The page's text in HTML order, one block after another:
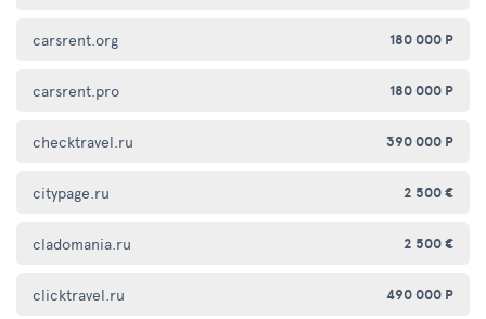
carsrent.org 180 000 Р
carsrent.pro 180 000 Р
checktravel.ru 390 000 Р
citypage.ru 2 500 €
cladomania.ru 2 500 €
clicktravel.ru 490 000 Р